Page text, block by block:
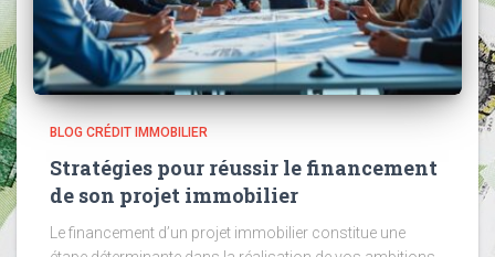
BLOG CRÉDIT IMMOBILIER
Stratégies pour réussir le financement
de son projet immobilier
Le financement d’un projet immobilier constitue une